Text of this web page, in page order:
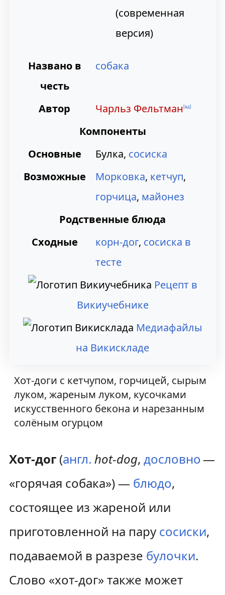
(современная
версия)
Названо в
честь
собака
Автор Чарльз Фельтман[вд]
Компоненты
Основные
Булка, сосиска
Возможные
Морковка, кетчуп,
горчица, майонез
Родственные блюда
Сходные
корн-дог, сосиска в
тесте
Рецепт в
Викиучебнике
Медиафайлы
на Викискладе
Хот-доги с кетчупом, горчицей, сырым
луком, жареным луком, кусочками
искусственного бекона и нарезанным
солёным огурцом
Хот-дог(англ. hot-dog, дословно—
«горячая собака») — блюдо,
состоящее из жареной или
приготовленной на пару сосиски,
подаваемой в разрезе булочки.
Слово «хот-дог» также может